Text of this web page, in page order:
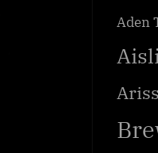
Aden